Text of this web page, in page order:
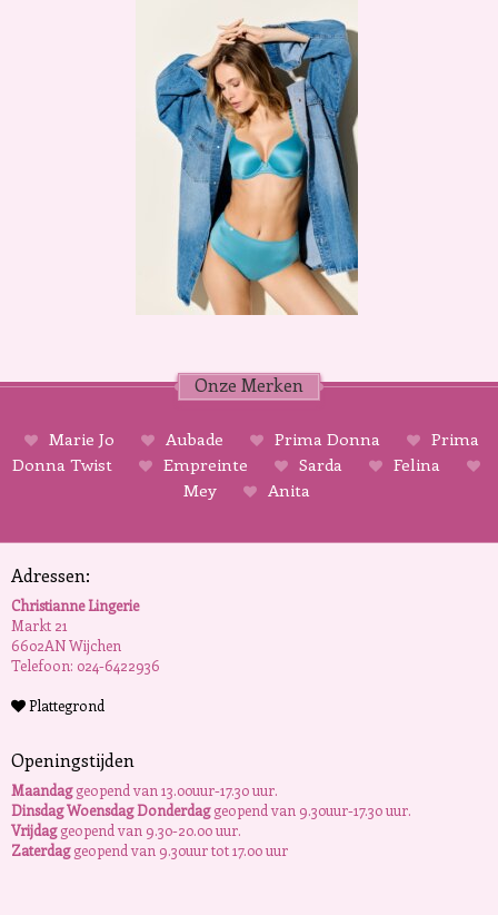
Onze Merken
Marie Jo Aubade Prima Donna
Prima
Donna Twist
Empreinte Sarda
Felina
Mey
Anita
Adressen:
Christianne Lingerie
Markt 21
6602AN Wijchen
Telefoon: 024-6422936
Plattegrond
Openingstijden
Maandaggeopend van 13.00uur-17.30 uur.
Dinsdag Woensdag Donderdaggeopend van 9.30uur-17.30 uur.
Vrijdaggeopend van 9.30-20.00 uur.
Zaterdaggeopend van 9.30uur tot 17.00 uur